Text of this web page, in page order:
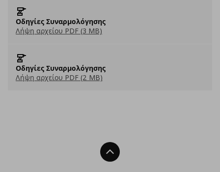
Οδηγίες Συναρμολόγησης
Λήψη αρχείου PDF (3 MB)
Οδηγίες Συναρμολόγησης
Λήψη αρχείου PDF (2 MB)
Back To Top